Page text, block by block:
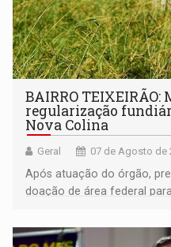
BAIRRO TEIXEIRÃO:
regularização
Nova Colina
Geral 07 de Agosto de
Após atuação do órgão,
doação de área federal